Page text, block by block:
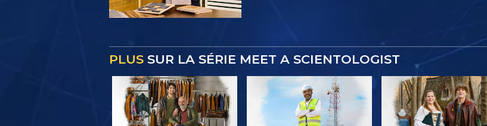
PLUS SUR LA SÉRIE MEET A SCIENTOLOGIST